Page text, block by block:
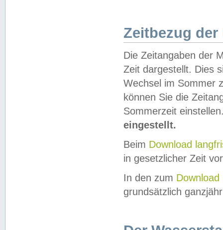
Zeitbezug der
Die Zeitangaben der
Zeit dargestellt. Dies
Wechsel im Sommer
können Sie die
Sommerzeit
eingestellt.
Beim Download
in gesetzlicher Zeit
In den zum Download
grundsätzlich